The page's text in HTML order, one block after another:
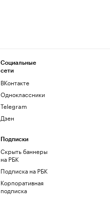
Социальные
сети
ВКонтакте
Одноклассники
Telegram
Дзен
Подписки
Скрыть баннеры
на РБК
Подписка на РБК
Корпоративная
подписка